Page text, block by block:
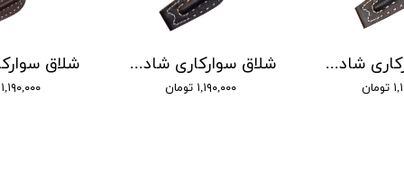
۱,۱۹۰,۰۰۰ تومان
شلاق سوارکاری شادان - با بند مُچی چرمی، مدل باران دسته کلاسیک
۱,۱۹۰,۰۰۰ تومان
شلاق سوارکاری شادان - با بند مُچی چرمی، مدل باران دسته اسپرت